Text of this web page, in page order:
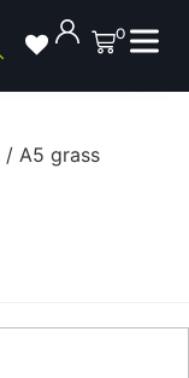
0
/ A5 grass